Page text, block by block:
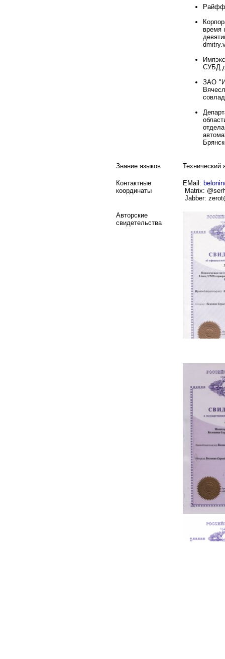
время
СУБД
ЗАО
Знание языков Технический
Контактные
координаты
EMail:
Matrix:
Jabber:
Авторские
свидетельства